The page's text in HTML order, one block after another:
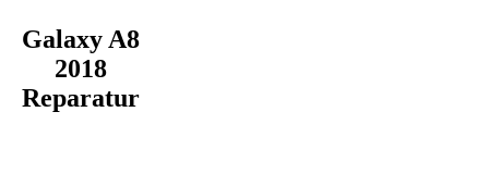
Galaxy A8
2018
Reparatur